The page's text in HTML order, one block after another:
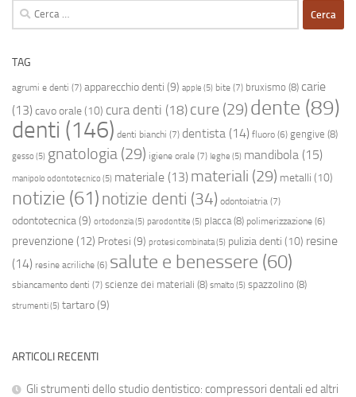
Ricerca
per:
TAG
agrumi e denti (7) apparecchio denti (9) apple (5) bite (7) bruxismo (8) carie
(13) cavo orale(10) cura denti (18) cure (29) dente (89)
denti (146) denti bianchi (7) dentista (14) fluoro (6) gengive (8)
gesso(5) gnatologia (29) igiene orale (7) leghe (5) mandibola (15)
manipolo odontotecnico(5) materiale (13) materiali (29) metalli (10)
notizie (61) notizie denti (34) odontoiatria (7)
odontotecnica (9) ortodonzia(5) parodontite (5) placca(8) polimerizzazione (6)
prevenzione (12) Protesi (9) protesi combinata(5) pulizia denti (10) resine
(14) resine acriliche (6) salute e benessere (60)
sbiancamento denti (7) scienze dei materiali (8) smalto(5) spazzolino (8)
strumenti(5) tartaro(9)
ARTICOLI RECENTI
Gli strumenti dello studio dentistico: compressori dentali ed altri